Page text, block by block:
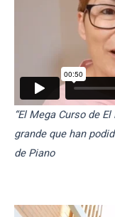
“El Mega Curso de
grande que han
de Piano